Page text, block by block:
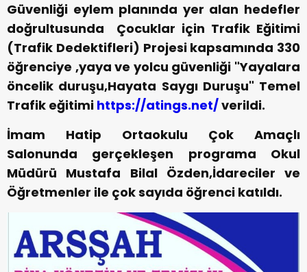
Güvenliği eylem planında yer alan hedefler
doğrultusunda Çocuklar için Trafik Eğitimi
(Trafik Dedektifleri) Projesi kapsamında 330
öğrenciye ,yaya ve yolcu güvenliği "Yayalara
öncelik duruşu,Hayata Saygı Duruşu" Temel
Trafik eğitimi https://atings.net/verildi.
İmam Hatip Ortaokulu Çok Amaçlı
Salonunda gerçekleşen programa Okul
Müdürü Mustafa Bilal Özden,İdareciler ve
Öğretmenler ile çok sayıda öğrenci katıldı.